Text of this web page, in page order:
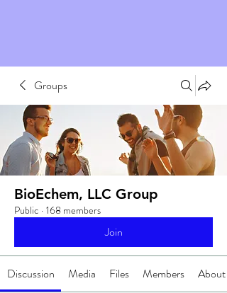
Groups
BioEchem, LLC Group
Public · 168 members
Join
Discussion Media Files Members About